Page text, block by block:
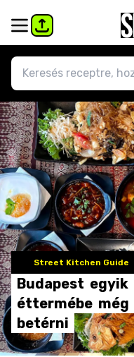
Street Kitchen Guide
Budapest egyik
éttermébe még
betérni